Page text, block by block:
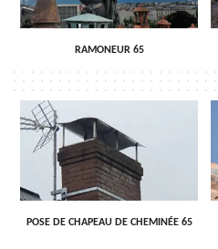
RAMONEUR 65
POSE DE CHAPEAU DE CHEMINÉE 65